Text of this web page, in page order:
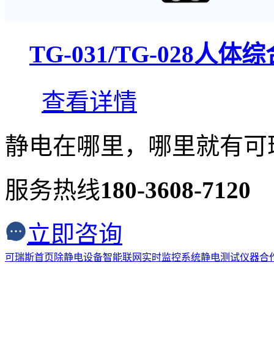
TG-031/TG-028人体综
查看详情
静电在哪里，哪里就有可
服务热线180-3608-7120
立即咨询
可瑞斯首页除静电设备智能联网实时监控系统静电测试仪器合